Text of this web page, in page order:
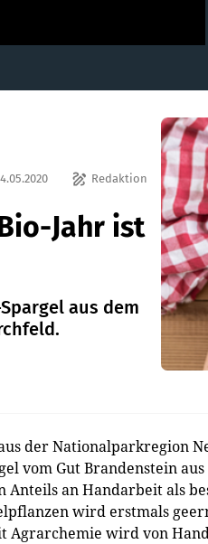
draw Redaktion
Jahr ist
aus dem
der Nationalparkregion
vom Gut Brandenstein
Anteils an Handarbeit als
wird erstmals
Agrarchemie wird von